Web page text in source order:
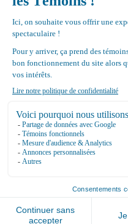
Déneigement
de toits
Équipements
4.7
Location Canvec ©